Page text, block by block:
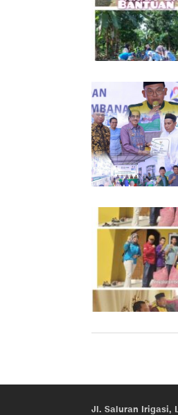
Jl. Saluran Irigasi,